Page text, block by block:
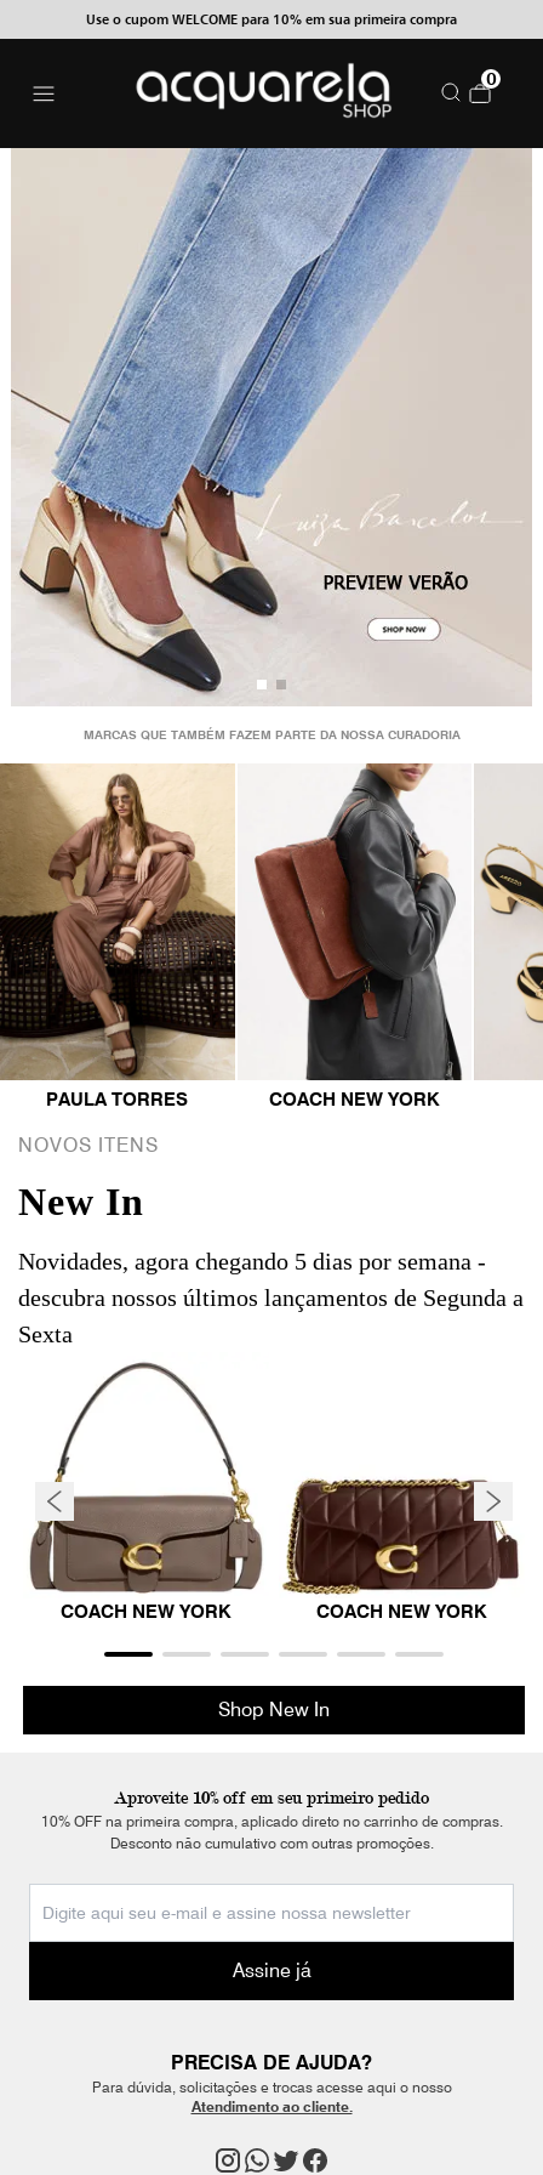
Use o cupom WELCOME para 10% em sua primeira compra
0
MARCAS QUE TAMBÉM FAZEM PARTE DA NOSSA CURADORIA
PAULA TORRES COACH NEW YORK
NOVOS ITENS
New In
Novidades, agora chegando 5 dias por semana -
descubra nossos últimos lançamentos de Segunda a
Sexta
COACH NEW YORK COACH NEW YORK
Shop New In
Aproveite 10% off em seu primeiro pedido
10% OFF na primeira compra, aplicado direto no carrinho de compras.
Desconto não cumulativo com outras promoções.
Assine já
PRECISA DE AJUDA?
Para dúvida, solicitações e trocas acesse aqui o nosso
Atendimento ao cliente.